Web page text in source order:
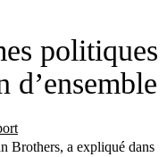
politiques
d’ensemble
Brothers, a expliqué dans